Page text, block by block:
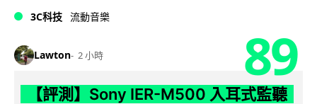
3C科技 流動音樂
Lawton 2 小時 89
【評測】Sony IER-M500 入耳式監聽